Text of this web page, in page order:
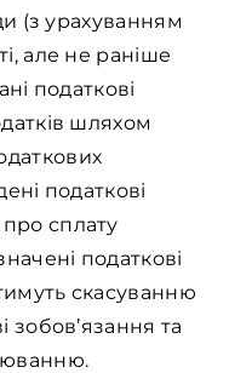
(з урахуванням
але не раніше
податкові
шляхом
податкові
сплату
податкові
скасуванню
зобов’язання та